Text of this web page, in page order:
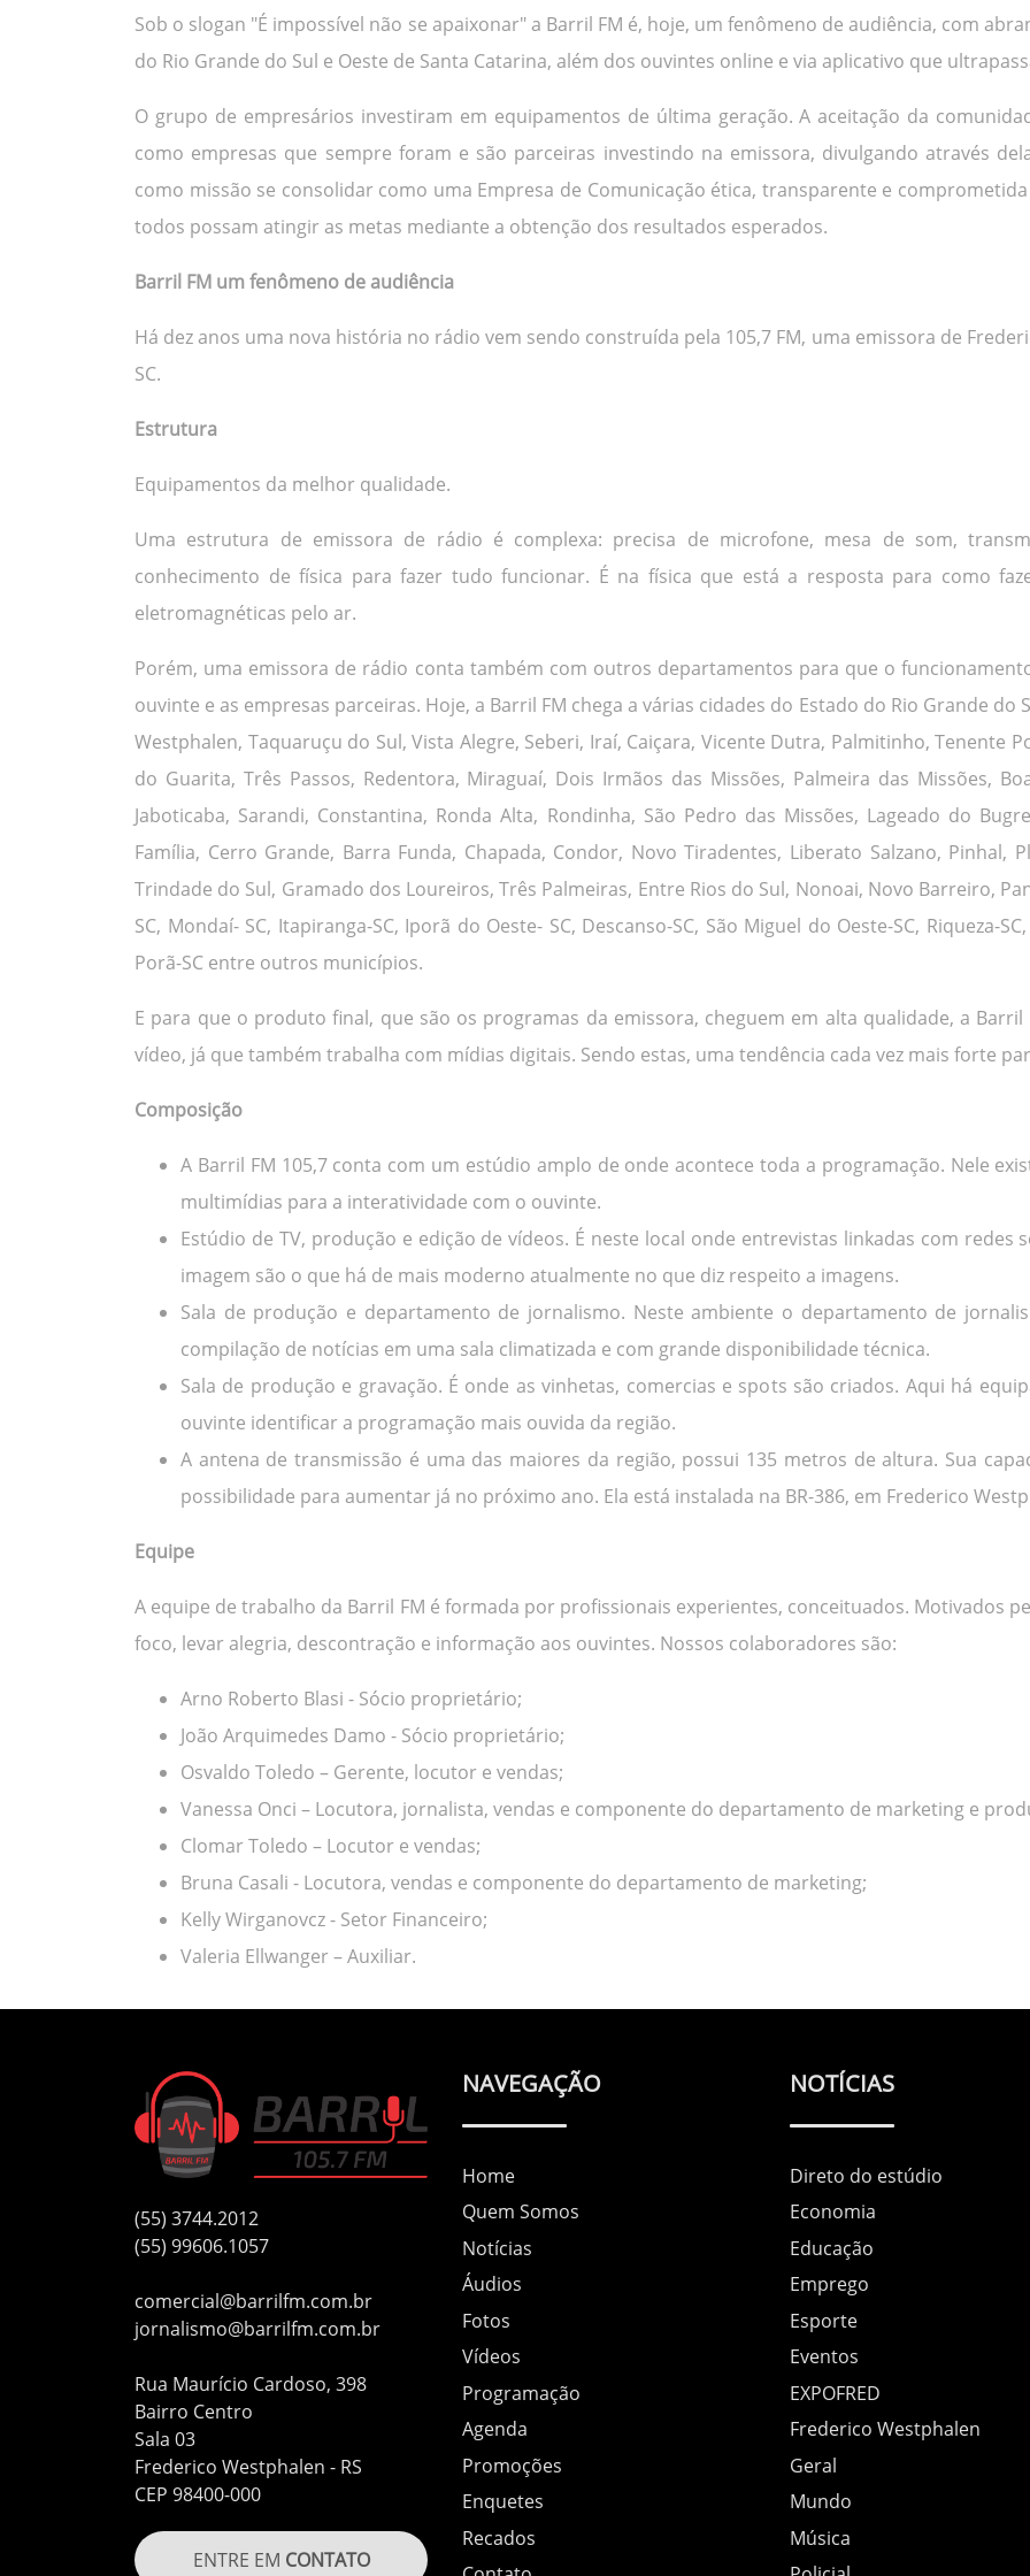
Sob o slogan "É impossível não se apaixonar" a Barril FM é, hoje, um fenômeno de audiência, com
do Rio Grande do Sul e Oeste de Santa Catarina, além dos ouvintes online e via aplicativo que
O grupo de empresários investiram em equipamentos de última geração. A aceitação da
como empresas que sempre foram e são parceiras investindo na emissora, divulgando através
como missão se consolidar como uma Empresa de Comunicação ética, transparente e
todos possam atingir as metas mediante a obtenção dos resultados esperados.
Barril FM um fenômeno de audiência
Há dez anos uma nova história no rádio vem sendo construída pela 105,7 FM, uma emissora de
SC.
Estrutura
Equipamentos da melhor qualidade.
Uma estrutura de emissora de rádio é complexa: precisa de microfone, mesa de som,
conhecimento de física para fazer tudo funcionar. É na física que está a resposta para como
eletromagnéticas pelo ar.
Porém, uma emissora de rádio conta também com outros departamentos para que o
ouvinte e as empresas parceiras. Hoje, a Barril FM chega a várias cidades do Estado do Rio Grande do
Westphalen, Taquaruçu do Sul, Vista Alegre, Seberi, Iraí, Caiçara, Vicente Dutra, Palmitinho, Tenente
do Guarita, Três Passos, Redentora, Miraguaí, Dois Irmãos das Missões, Palmeira das Missões,
Jaboticaba, Sarandi, Constantina, Ronda Alta, Rondinha, São Pedro das Missões, Lageado do
Família, Cerro Grande, Barra Funda, Chapada, Condor, Novo Tiradentes, Liberato Salzano, Pinhal,
Trindade do Sul, Gramado dos Loureiros, Três Palmeiras, Entre Rios do Sul, Nonoai, Novo Barreiro,
SC, Mondaí- SC, Itapiranga-SC, Iporã do Oeste- SC, Descanso-SC, São Miguel do Oeste-SC, Riqueza-
Porã-SC entre outros municípios.
E para que o produto final, que são os programas da emissora, cheguem em alta qualidade, a
vídeo, já que também trabalha com mídias digitais. Sendo estas, uma tendência cada vez mais forte
Composição
A Barril FM 105,7 conta com um estúdio amplo de onde acontece toda a programação. Nele
multimídias para a interatividade com o ouvinte.
Estúdio de TV, produção e edição de vídeos. É neste local onde entrevistas linkadas com redes
imagem são o que há de mais moderno atualmente no que diz respeito a imagens.
Sala de produção e departamento de jornalismo. Neste ambiente o departamento de
compilação de notícias em uma sala climatizada e com grande disponibilidade técnica.
Sala de produção e gravação. É onde as vinhetas, comercias e spots são criados. Aqui há
ouvinte identificar a programação mais ouvida da região.
A antena de transmissão é uma das maiores da região, possui 135 metros de altura. Sua
possibilidade para aumentar já no próximo ano. Ela está instalada na BR-386, em Frederico
Equipe
A equipe de trabalho da Barril FM é formada por profissionais experientes, conceituados. Motivados
foco, levar alegria, descontração e informação aos ouvintes. Nossos colaboradores são:
Arno Roberto Blasi - Sócio proprietário;
João Arquimedes Damo - Sócio proprietário;
Osvaldo Toledo – Gerente, locutor e vendas;
Vanessa Onci – Locutora, jornalista, vendas e componente do departamento de marketing e
Clomar Toledo – Locutor e vendas;
Bruna Casali - Locutora, vendas e componente do departamento de marketing;
Kelly Wirganovcz - Setor Financeiro;
Valeria Ellwanger – Auxiliar.
(55) 3744.2012
(55) 99606.1057
comercial@barrilfm.com.br
jornalismo@barrilfm.com.br
Rua Maurício Cardoso, 398
Bairro Centro
Sala 03
Frederico Westphalen - RS
CEP 98400-000
ENTRE EM CONTATO
NAVEGAÇÃO
Home
Quem Somos
Notícias
Áudios
Fotos
Vídeos
Programação
Agenda
Promoções
Enquetes
Recados
NOTÍCIAS
Direto do estúdio
Economia
Educação
Emprego
Esporte
Eventos
EXPOFRED
Frederico Westphalen
Geral
Mundo
Música